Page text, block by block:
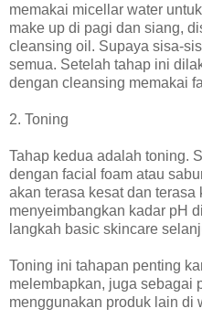
memakai micellar water
make up di pagi dan siang,
cleansing oil. Supaya sisa-
semua. Setelah tahap ini
dengan cleansing memakai
2. Toning
Tahap kedua adalah toning.
dengan facial foam atau
akan terasa kesat dan terasa
menyeimbangkan kadar pH
langkah basic skincare
Toning ini tahapan penting
melembapkan, juga sebagai
menggunakan produk lain di